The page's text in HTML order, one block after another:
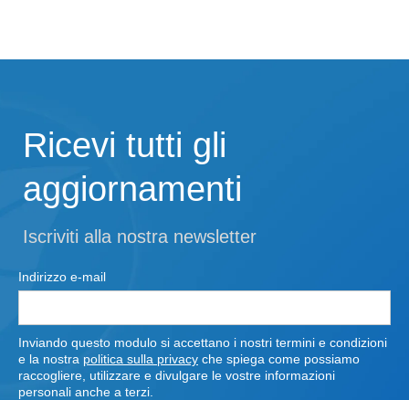
Ricevi tutti gli
aggiornamenti
Iscriviti alla nostra newsletter
Indirizzo e-mail
Inviando questo modulo si accettano i nostri termini e condizioni
e la nostra politica sulla privacy che spiega come possiamo
raccogliere, utilizzare e divulgare le vostre informazioni
personali anche a terzi.